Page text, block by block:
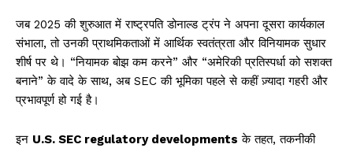
जब 2025 की शुरुआत में राष्ट्रपति डोनाल्ड ट्रंप ने अपना दूसरा कार्यकाल
संभाला, तो उनकी प्राथमिकताओं में आर्थिक स्वतंत्रता और विनियामक सुधार
शीर्ष पर थे। “नियामक बोझ कम करने” और “अमेरिकी प्रतिस्पर्धा को सशक्त
बनाने” के वादे के साथ, अब SEC की भूमिका पहले से कहीं ज़्यादा गहरी और
प्रभावपूर्ण हो गई है।
इन U.S. SEC regulatory developments के तहत, तकनीकी